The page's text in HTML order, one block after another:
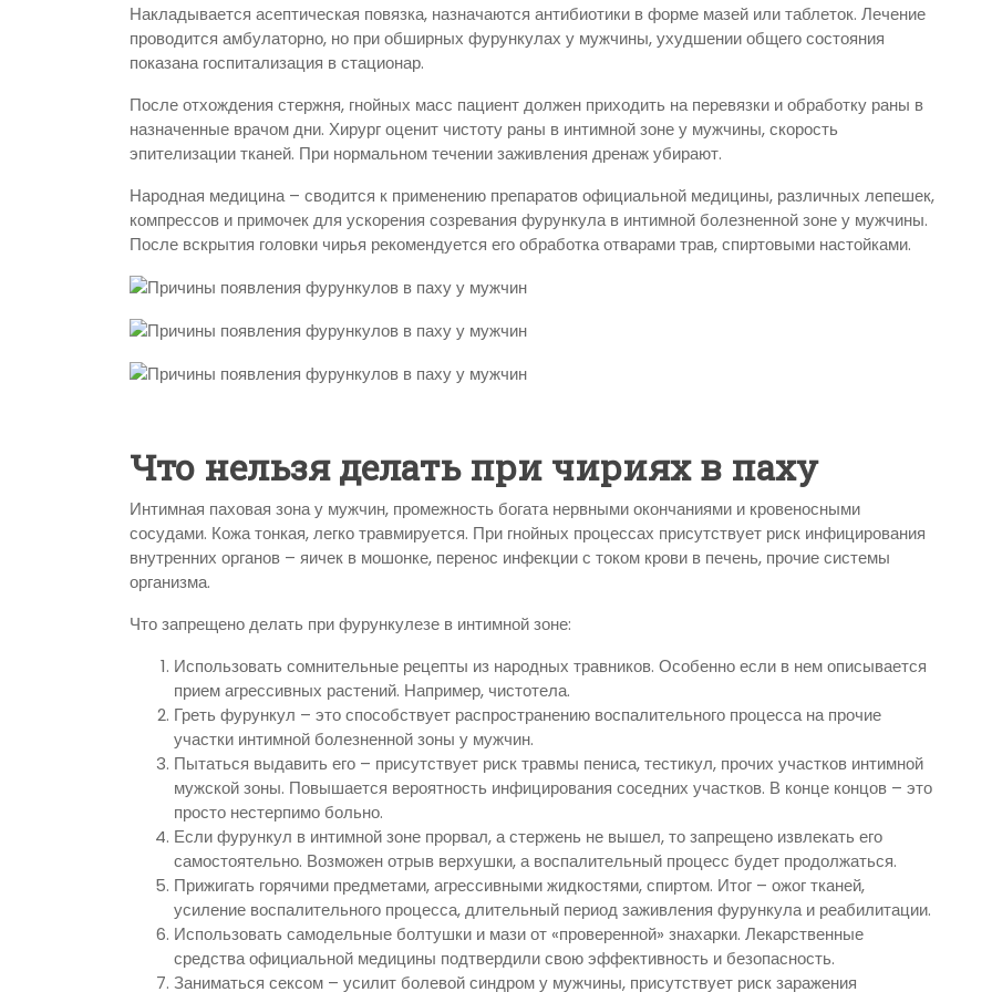
Накладывается асептическая повязка, назначаются антибиотики в форме мазей или таблеток. Лечение
проводится амбулаторно, но при обширных фурункулах у мужчины, ухудшении общего состояния
показана госпитализация в стационар.
После отхождения стержня, гнойных масс пациент должен приходить на перевязки и обработку раны в
назначенные врачом дни. Хирург оценит чистоту раны в интимной зоне у мужчины, скорость
эпителизации тканей. При нормальном течении заживления дренаж убирают.
Народная медицина – сводится к применению препаратов официальной медицины, различных лепешек,
компрессов и примочек для ускорения созревания фурункула в интимной болезненной зоне у мужчины.
После вскрытия головки чирья рекомендуется его обработка отварами трав, спиртовыми настойками.
Что нельзя делать при чириях в паху
Интимная паховая зона у мужчин, промежность богата нервными окончаниями и кровеносными
сосудами. Кожа тонкая, легко травмируется. При гнойных процессах присутствует риск инфицирования
внутренних органов – яичек в мошонке, перенос инфекции с током крови в печень, прочие системы
организма.
Что запрещено делать при фурункулезе в интимной зоне:
Использовать сомнительные рецепты из народных травников. Особенно если в нем описывается
прием агрессивных растений. Например, чистотела.
Греть фурункул – это способствует распространению воспалительного процесса на прочие
участки интимной болезненной зоны у мужчин.
Пытаться выдавить его – присутствует риск травмы пениса, тестикул, прочих участков интимной
мужской зоны. Повышается вероятность инфицирования соседних участков. В конце концов – это
просто нестерпимо больно.
Если фурункул в интимной зоне прорвал, а стержень не вышел, то запрещено извлекать его
самостоятельно. Возможен отрыв верхушки, а воспалительный процесс будет продолжаться.
Прижигать горячими предметами, агрессивными жидкостями, спиртом. Итог – ожог тканей,
усиление воспалительного процесса, длительный период заживления фурункула и реабилитации.
Использовать самодельные болтушки и мази от «проверенной» знахарки. Лекарственные
средства официальной медицины подтвердили свою эффективность и безопасность.
Заниматься сексом – усилит болевой синдром у мужчины, присутствует риск заражения